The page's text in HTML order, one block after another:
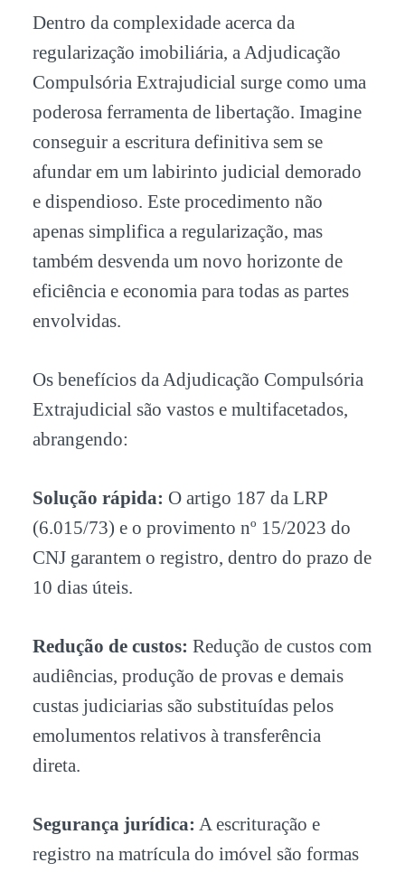
Dentro da complexidade acerca da
regularização imobiliária, a Adjudicação
Compulsória Extrajudicial surge como uma
poderosa ferramenta de libertação. Imagine
conseguir a escritura definitiva sem se
afundar em um labirinto judicial demorado
e dispendioso. Este procedimento não
apenas simplifica a regularização, mas
também desvenda um novo horizonte de
eficiência e economia para todas as partes
envolvidas.
Os benefícios da Adjudicação Compulsória
Extrajudicial são vastos e multifacetados,
abrangendo:
Solução rápida: O artigo 187 da LRP
(6.015/73) e o provimento nº 15/2023 do
CNJ garantem o registro, dentro do prazo de
10 dias úteis.
Redução de custos: Redução de custos com
audiências, produção de provas e demais
custas judiciarias são substituídas pelos
emolumentos relativos à transferência
direta.
Segurança jurídica: A escrituração e
registro na matrícula do imóvel são formas